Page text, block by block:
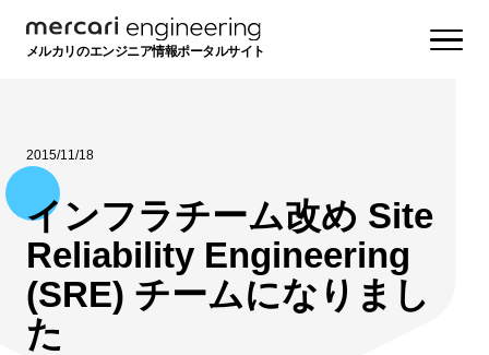
メルカリのエンジニア情報ポータルサイト
2015/11/18
インフラチーム改め Site
Reliability Engineering
(SRE) チームになりまし
た